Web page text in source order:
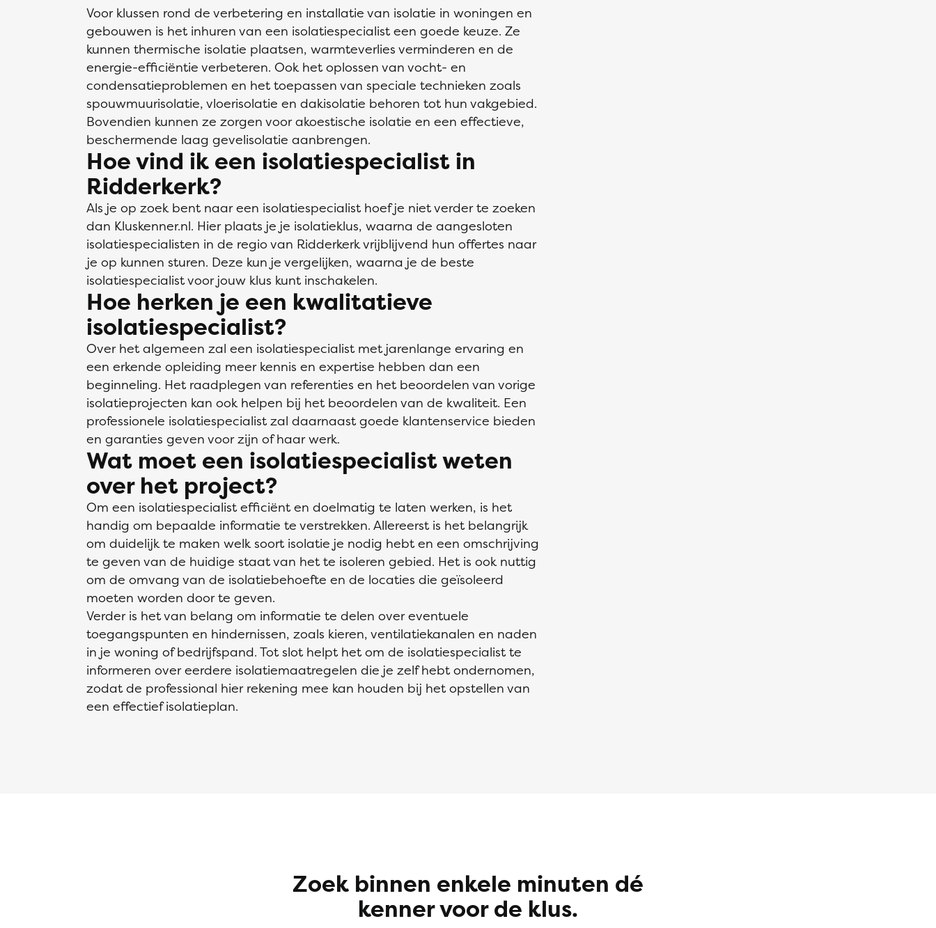
Voor klussen rond de verbetering en installatie van isolatie in woningen en
gebouwen is het inhuren van een isolatiespecialist een goede keuze. Ze
kunnen thermische isolatie plaatsen, warmteverlies verminderen en de
energie-efficiëntie verbeteren. Ook het oplossen van vocht- en
condensatieproblemen en het toepassen van speciale technieken zoals
spouwmuurisolatie, vloerisolatie en dakisolatie behoren tot hun vakgebied.
Bovendien kunnen ze zorgen voor akoestische isolatie en een effectieve,
beschermende laag gevelisolatie aanbrengen.
Hoe vind ik een isolatiespecialist in
Ridderkerk?
Als je op zoek bent naar een isolatiespecialist hoef je niet verder te zoeken
dan Kluskenner.nl. Hier plaats je je isolatieklus, waarna de aangesloten
isolatiespecialisten in de regio van Ridderkerk vrijblijvend hun offertes naar
je op kunnen sturen. Deze kun je vergelijken, waarna je de beste
isolatiespecialist voor jouw klus kunt inschakelen.
Hoe herken je een kwalitatieve
isolatiespecialist?
Over het algemeen zal een isolatiespecialist met jarenlange ervaring en
een erkende opleiding meer kennis en expertise hebben dan een
beginneling. Het raadplegen van referenties en het beoordelen van vorige
isolatieprojecten kan ook helpen bij het beoordelen van de kwaliteit. Een
professionele isolatiespecialist zal daarnaast goede klantenservice bieden
en garanties geven voor zijn of haar werk.
Wat moet een isolatiespecialist weten
over het project?
Om een isolatiespecialist efficiënt en doelmatig te laten werken, is het
handig om bepaalde informatie te verstrekken. Allereerst is het belangrijk
om duidelijk te maken welk soort isolatie je nodig hebt en een omschrijving
te geven van de huidige staat van het te isoleren gebied. Het is ook nuttig
om de omvang van de isolatiebehoefte en de locaties die geïsoleerd
moeten worden door te geven.
Verder is het van belang om informatie te delen over eventuele
toegangspunten en hindernissen, zoals kieren, ventilatiekanalen en naden
in je woning of bedrijfspand. Tot slot helpt het om de isolatiespecialist te
informeren over eerdere isolatiemaatregelen die je zelf hebt ondernomen,
zodat de professional hier rekening mee kan houden bij het opstellen van
een effectief isolatieplan.
Zoek binnen enkele minuten dé
kenner voor de klus.